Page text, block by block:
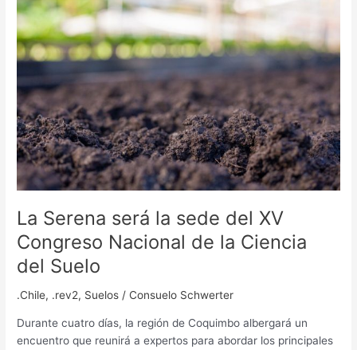
La Serena será la sede del XV
Congreso Nacional de la Ciencia
del Suelo
.Chile, .rev2, Suelos / Consuelo Schwerter
Durante cuatro días, la región de Coquimbo albergará un
encuentro que reunirá a expertos para abordar los principales
La
Serena
será
la
sede
del
XV
Congreso
Nacional
de
la
del
Suelo